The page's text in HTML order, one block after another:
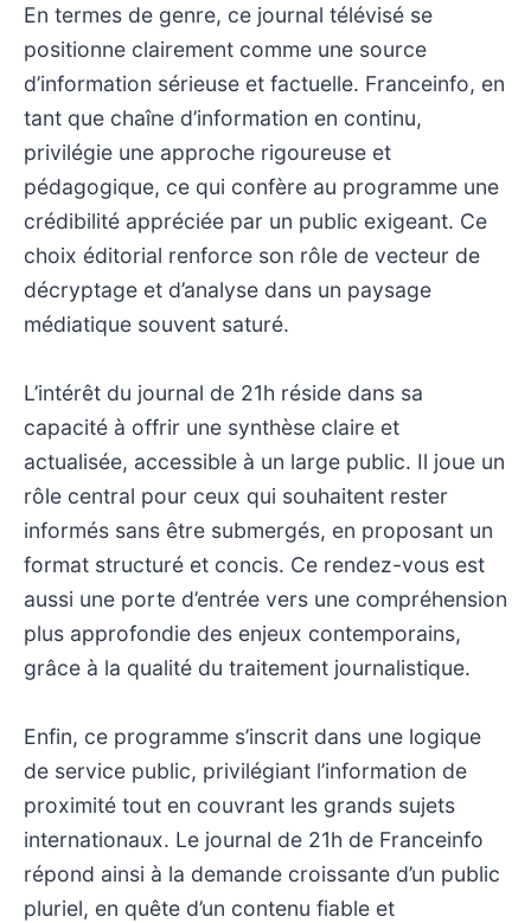
En termes de genre, ce journal télévisé se
positionne clairement comme une source
d’information sérieuse et factuelle. Franceinfo, en
tant que chaîne d’information en continu,
privilégie une approche rigoureuse et
pédagogique, ce qui confère au programme une
crédibilité appréciée par un public exigeant. Ce
choix éditorial renforce son rôle de vecteur de
décryptage et d’analyse dans un paysage
médiatique souvent saturé.
L’intérêt du journal de 21h réside dans sa
capacité à offrir une synthèse claire et
actualisée, accessible à un large public. Il joue un
rôle central pour ceux qui souhaitent rester
informés sans être submergés, en proposant un
format structuré et concis. Ce rendez-vous est
aussi une porte d’entrée vers une compréhension
plus approfondie des enjeux contemporains,
grâce à la qualité du traitement journalistique.
Enfin, ce programme s’inscrit dans une logique
de service public, privilégiant l’information de
proximité tout en couvrant les grands sujets
internationaux. Le journal de 21h de Franceinfo
répond ainsi à la demande croissante d’un public
pluriel, en quête d’un contenu fiable et